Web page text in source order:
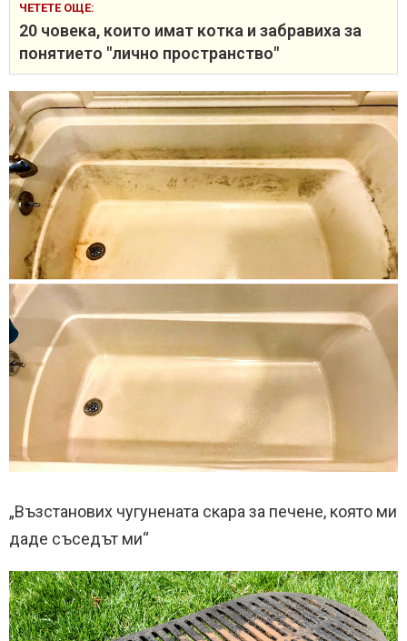
ЧЕТЕТЕ ОЩЕ:
20 човека, които имат котка и забравиха за
понятието "лично пространство"
„Възстанових чугунената скара за печене, която ми
даде съседът ми“